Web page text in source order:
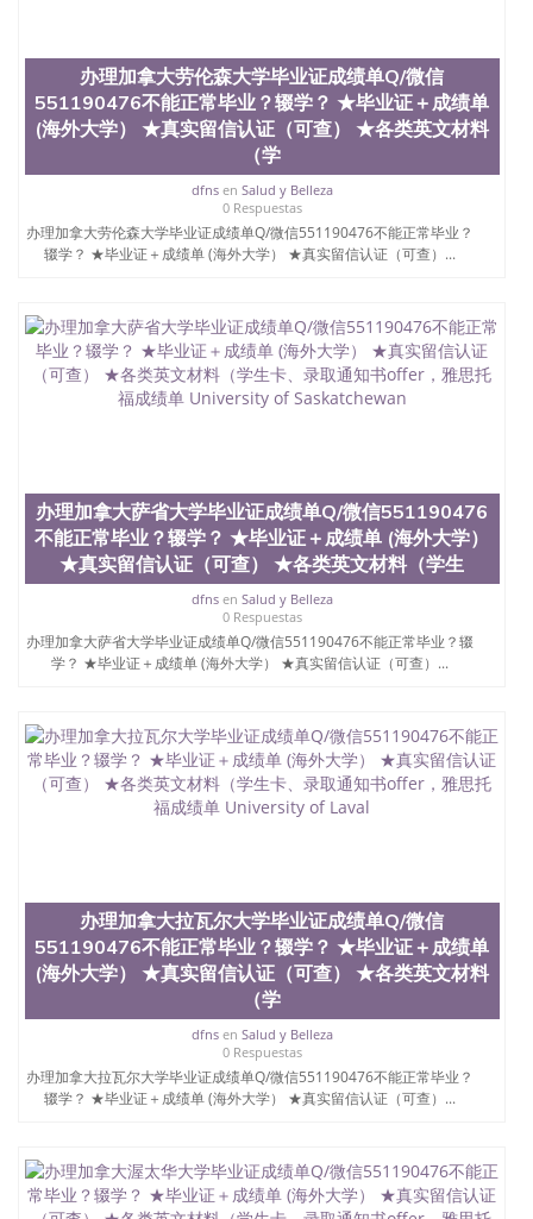
办理加拿大劳伦森大学毕业证成绩单Q/微信
551190476不能正常毕业？辍学？ ★毕业证＋成绩单
(海外大学） ★真实留信认证（可查） ★各类英文材料
（学
dfnsen Salud y Belleza
0 Respuestas
办理加拿大劳伦森大学毕业证成绩单Q/微信551190476不能正常毕业？
辍学？ ★毕业证＋成绩单 (海外大学） ★真实留信认证（可查）...
办理加拿大萨省大学毕业证成绩单Q/微信551190476
不能正常毕业？辍学？ ★毕业证＋成绩单 (海外大学）
★真实留信认证（可查） ★各类英文材料（学生
dfnsen Salud y Belleza
0 Respuestas
办理加拿大萨省大学毕业证成绩单Q/微信551190476不能正常毕业？辍
学？ ★毕业证＋成绩单 (海外大学） ★真实留信认证（可查）...
办理加拿大拉瓦尔大学毕业证成绩单Q/微信
551190476不能正常毕业？辍学？ ★毕业证＋成绩单
(海外大学） ★真实留信认证（可查） ★各类英文材料
（学
dfnsen Salud y Belleza
0 Respuestas
办理加拿大拉瓦尔大学毕业证成绩单Q/微信551190476不能正常毕业？
辍学？ ★毕业证＋成绩单 (海外大学） ★真实留信认证（可查）...